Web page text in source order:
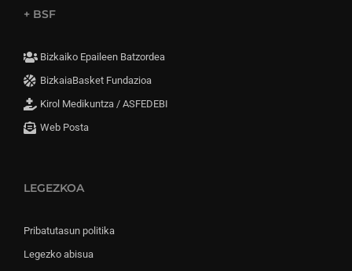
+ BSF
Bizkaiko Epaileen Batzordea
BizkaiaBasket Fundazioa
Kirol Medikuntza / ASFEDEBI
Web Posta
LEGEZKOA
Pribatutasun politika
Legezko abisua